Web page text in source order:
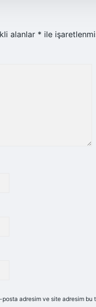
alanlar * ile
posta adresim ve site adresim bu